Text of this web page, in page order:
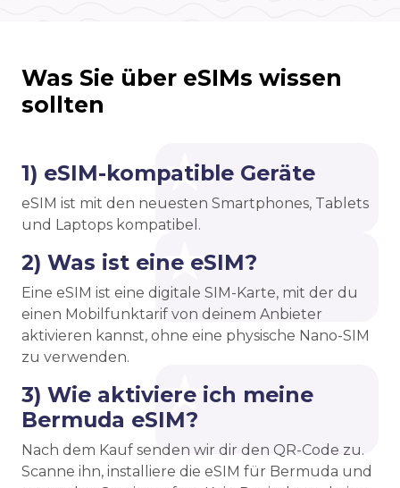
Was Sie über eSIMs wissen
sollten
1) eSIM-kompatible Geräte
eSIM ist mit den neuesten Smartphones, Tablets
und Laptops kompatibel.
2) Was ist eine eSIM?
Eine eSIM ist eine digitale SIM-Karte, mit der du
einen Mobilfunktarif von deinem Anbieter
aktivieren kannst, ohne eine physische Nano-SIM
zu verwenden.
3) Wie aktiviere ich meine
Bermuda eSIM?
Nach dem Kauf senden wir dir den QR-Code zu.
Scanne ihn, installiere die eSIM für Bermuda und